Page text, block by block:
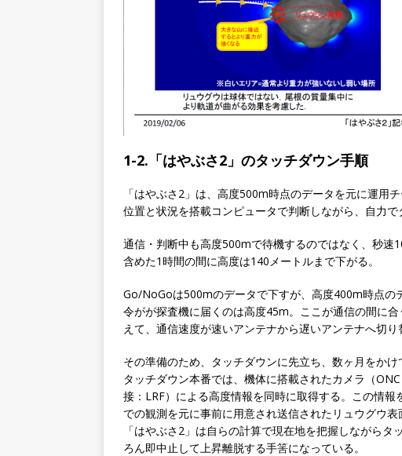
1-2.「はやぶさ2」のタッチダウン手順
「はやぶさ2」は、高度500m時点のデータを元に運用
位置と状況を搭載コンピュータで判断しながら、自力
通信・判断中も高度500mで待機するのではなく、秒
含めた1時間の間に高度は140メートルまで下がる。
Go/NoGoは500mのデータで下すが、高度400m時点の
令がが探査機に届くのは高度45m。ここが通信の間に
えて、通信速度が速いアンテナから遅いアンテナへ切
その準備のため、タッチダウンに先立ち、数ヶ月をか
タッチダウン本番では、機体に搭載されたカメラ（
接：LRF）による高度情報を同時に取得する。この情
での観測を元に事前に用意され送信されたリュウグウ
「はやぶさ2」は自らの計算で現在地を把握しながら
ろん即中止して上昇離脱する手筈になっている。